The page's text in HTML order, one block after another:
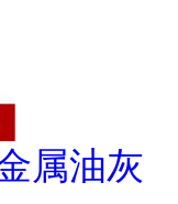
属油灰